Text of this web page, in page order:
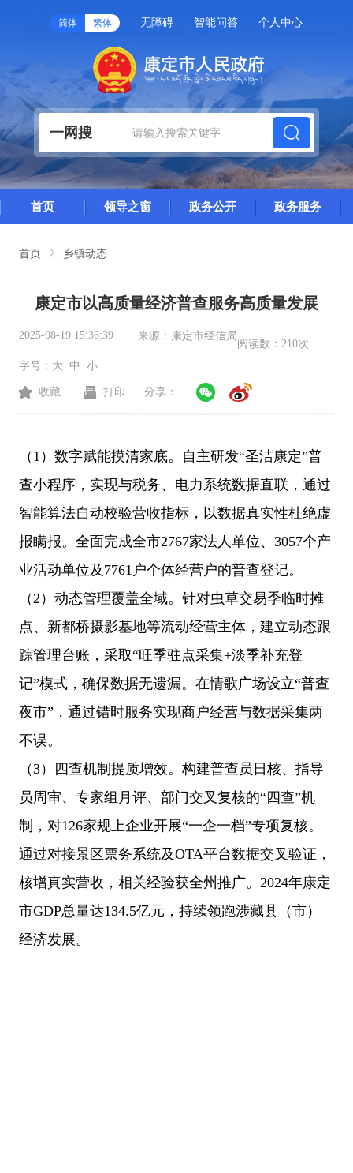
简体 繁体 无障碍 智能问答 个人中心
一网搜
首页 领导之窗 政务公开 政务服务
首页 乡镇动态
康定市以高质量经济普查服务高质量发展
2025-08-19 15:36:39 来源： 康定市经信局
阅读数： 210次
字号： 大 中 小
收藏 打印 分享：
（ 1）数字赋能摸清家底。自主研发“圣洁康定”普
查小程序，实现与税务、电力系统数据直联，通过
智能算法自动校验营收指标，以数据真实性杜绝虚
报瞒报。全面完成全市2767家法人单位、3057个产
业活动单位及7761户个体经营户的普查登记。
（ 2）动态管理覆盖全域。针对虫草交易季临时摊
点、新都桥摄影基地等流动经营主体，建立动态跟
踪管理台账，采取“旺季驻点采集+淡季补充登
记”模式，确保数据无遗漏。在情歌广场设立“普查
夜市”，通过错时服务实现商户经营与数据采集两
不误。
（3）四查机制提质增效。构建普查员日核、指导
员周审、专家组月评、部门交叉复核的“四查”机
制，对126家规上企业开展“一企一档”专项复核。
通过对接景区票务系统及OTA平台数据交叉验证，
核增真实营收，相关经验获全州推广。2024年康定
市GDP总量达134.5亿元，持续领跑涉藏县（市）
经济发展。